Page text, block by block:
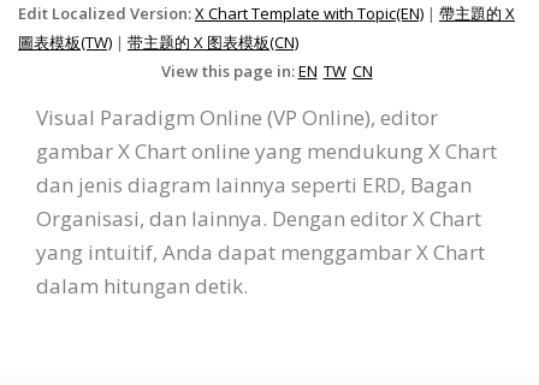
Edit Localized Version:X Chart Template with Topic(EN) | 帶主題的 X
圖表模板(TW) | 带主题的 X 图表模板(CN)
View this page in:EN TW CN
Visual Paradigm Online (VP Online), editor
gambar X Chart online yang mendukung X Chart
dan jenis diagram lainnya seperti ERD, Bagan
Organisasi, dan lainnya. Dengan editor X Chart
yang intuitif, Anda dapat menggambar X Chart
dalam hitungan detik.